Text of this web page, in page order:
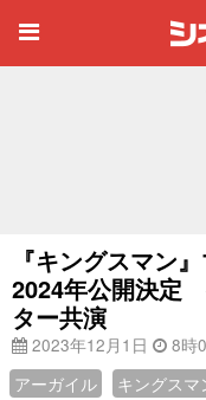
『キングスマン
2024年公開決定
ター共演
2023年12月1日
8時
アーガイル
キングスマ